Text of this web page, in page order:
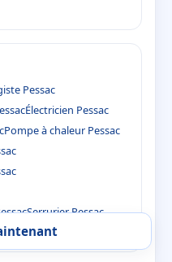
Pessac
Électricien Pessac
Pompe à chaleur Pessac
Serrurier Pessac
Pessac